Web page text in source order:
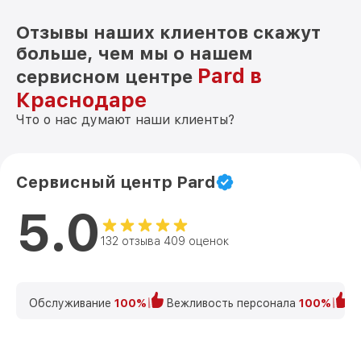
Отзывы наших клиентов скажут
больше, чем мы о нашем
сервисном центре Pard в
Краснодаре
Что о нас думают наши клиенты?
Сервисный центр Pard
5.0 132 отзыва 409 оценок
Обслуживание 100% Вежливость персонала 100%